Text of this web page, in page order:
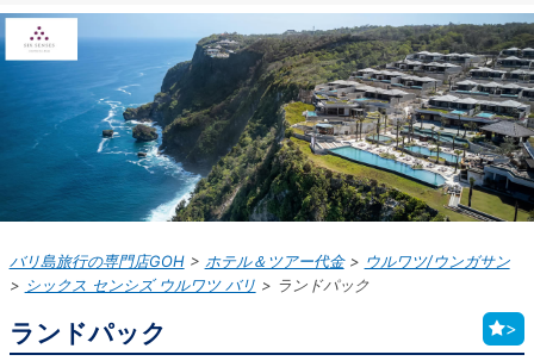
バリ島旅行の専門店GOH ホテル＆ツアー代金
ウルワツ/ウンガサン
シックス センシズ ウルワツ バリ
ランドパック
ランドパック >